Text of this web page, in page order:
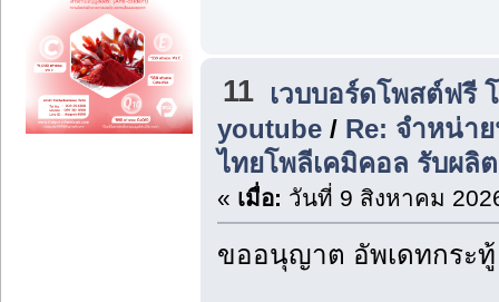
11 เวบบอร์ดโพสต์ฟรี
youtube/ Re: จำหน่า
ไทยโพลีเคมิคอล รับผลิ
« เมื่อ: วันที่ 9 สิงหาคม
ขออนุญาต อัพเดทกระทู้